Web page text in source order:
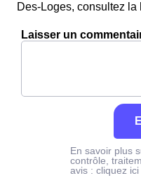
Des-Loges, consultez
Laisser un
En savoir plus
contrôle,
avis : cliquez ici